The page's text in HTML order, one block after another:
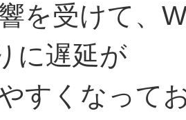
を受けて、
に遅延が
すくなって